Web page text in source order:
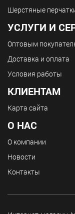
Шерстяные
УСЛУГИ И
Оптовым
Доставка и оплата
Условия работы
КЛИЕНТАМ
Карта сайта
О НАС
О компании
Новости
Контакты